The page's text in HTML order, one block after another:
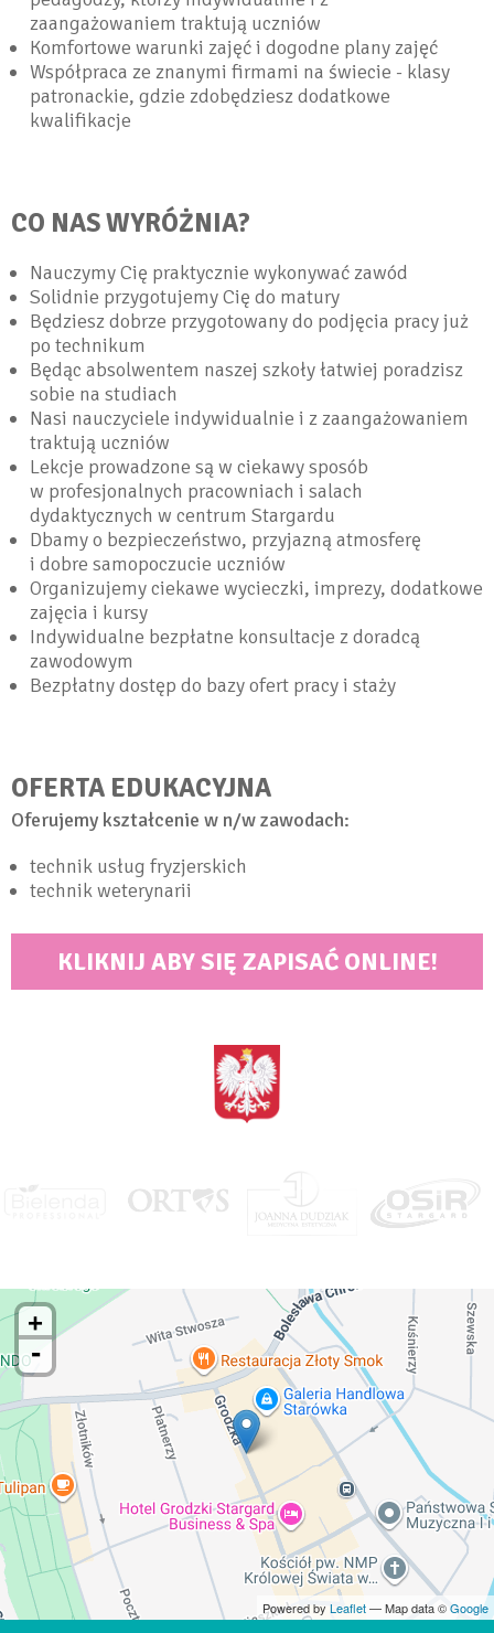
zaangażowaniem traktują uczniów
Komfortowe warunki zajęć i dogodne plany zajęć
Współpraca ze znanymi firmami na świecie - klasy
patronackie, gdzie zdobędziesz dodatkowe
kwalifikacje
CO NAS WYRÓŻNIA?
Nauczymy Cię praktycznie wykonywać zawód
Solidnie przygotujemy Cię do matury
Będziesz dobrze przygotowany do podjęcia pracy już
po technikum
Będąc absolwentem naszej szkoły łatwiej poradzisz
sobie na studiach
Nasi nauczyciele indywidualnie i z zaangażowaniem
traktują uczniów
Lekcje prowadzone są w ciekawy sposób
w profesjonalnych pracowniach i salach
dydaktycznych w centrum Stargardu
Dbamy o bezpieczeństwo, przyjazną atmosferę
i dobre samopoczucie uczniów
Organizujemy ciekawe wycieczki, imprezy, dodatkowe
zajęcia i kursy
Indywidualne bezpłatne konsultacje z doradcą
zawodowym
Bezpłatny dostęp do bazy ofert pracy i staży
OFERTA EDUKACYJNA
Oferujemy kształcenie w n/w zawodach:
technik usług fryzjerskich
technik weterynarii
KLIKNIJ ABY SIĘ ZAPISAĆ ONLINE!
MAPA DOJAZDOWA DO STARGARDU
+
-
Powered by Leaflet— Map data ©Google